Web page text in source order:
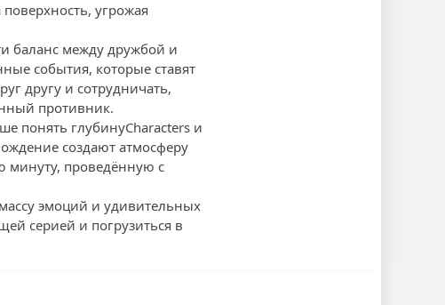
угрожая
баланс между дружбой и
события, которые ставят
другу и сотрудничать,
противник.
понять глубинуCharacters и
создают атмосферу
минуту, проведённую с
эмоций и удивительных
серией и погрузиться в